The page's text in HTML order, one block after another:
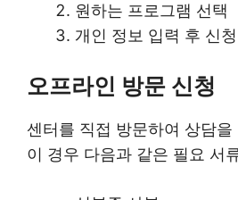
원하는 프로그램 선택
개인 정보 입력 후 신
오프라인 방문 신청
센터를 직접 방문하여 상담
이 경우 다음과 같은 필요 서